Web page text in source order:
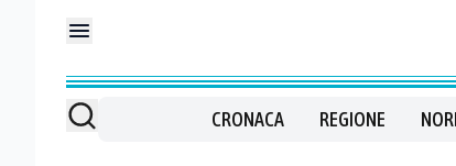
CRONACA REGIONE